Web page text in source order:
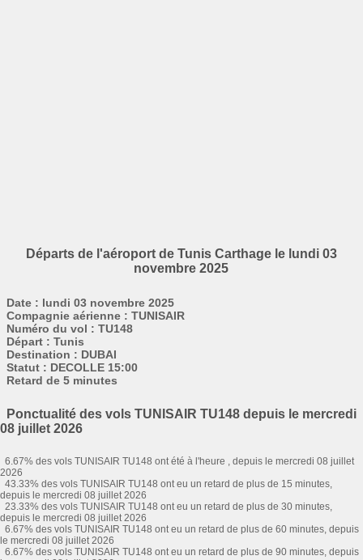
Départs de l'aéroport de Tunis Carthage le lundi 03
novembre 2025
Date : lundi 03 novembre 2025
Compagnie aérienne : TUNISAIR
Numéro du vol : TU148
Départ : Tunis
Destination : DUBAI
Statut : DECOLLE 15:00
Retard de 5 minutes
Ponctualité des vols TUNISAIR TU148 depuis le mercredi
08 juillet 2026
6.67% des vols TUNISAIR TU148 ont été à l'heure , depuis le mercredi 08 juillet
2026
43.33% des vols TUNISAIR TU148 ont eu un retard de plus de 15 minutes,
depuis le mercredi 08 juillet 2026
23.33% des vols TUNISAIR TU148 ont eu un retard de plus de 30 minutes,
depuis le mercredi 08 juillet 2026
6.67% des vols TUNISAIR TU148 ont eu un retard de plus de 60 minutes, depuis
le mercredi 08 juillet 2026
6.67% des vols TUNISAIR TU148 ont eu un retard de plus de 90 minutes, depuis